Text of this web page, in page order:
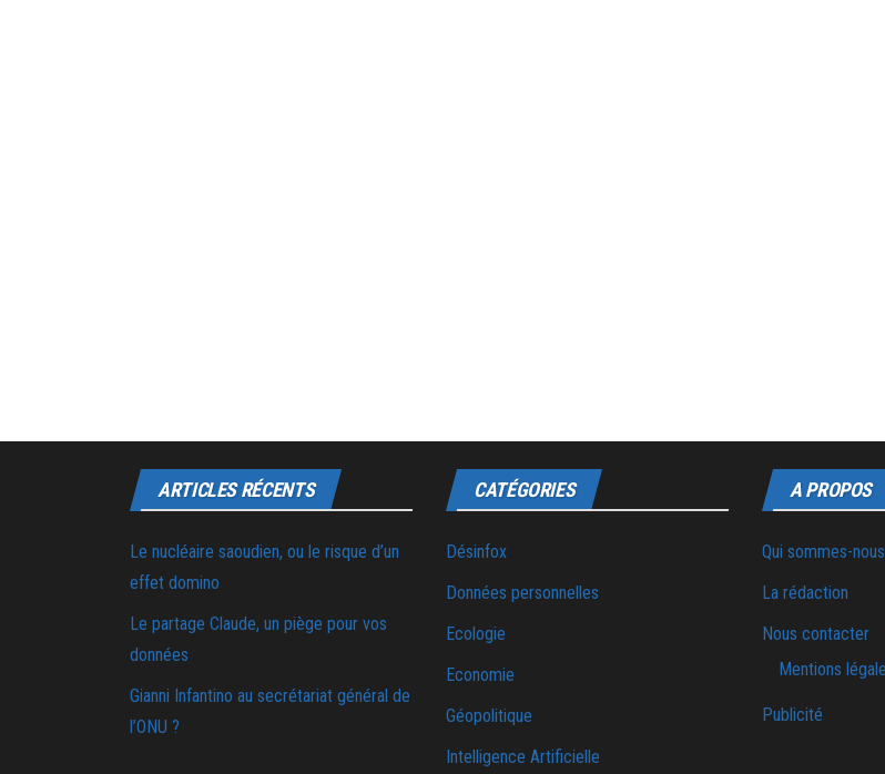
ARTICLES RÉCENTS
Le nucléaire saoudien, ou le risque d’un
effet domino
Le partage Claude, un piège pour vos
données
Gianni Infantino au secrétariat général de
l’ONU ?
CATÉGORIES
Désinfox
Données personnelles
Ecologie
Economie
Géopolitique
Intelligence Artificielle
A PROPOS
Qui sommes-
La rédaction
Nous contacter
Mentions
Publicité